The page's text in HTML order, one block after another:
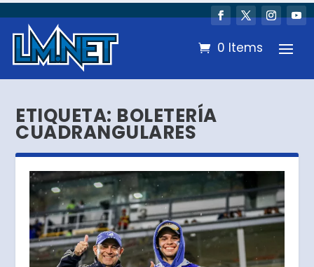
0 Items
ETIQUETA: BOLETERÍA
CUADRANGULARES